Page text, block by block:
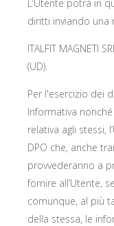
L’Utente potrà in
diritti inviando una
ITALFIT MAGNETI
(UD).
Per l'esercizio dei
Informativa
relativa agli stessi,
DPO che, anche
provvederanno a
fornire all’Utente,
comunque, al più
della stessa, le